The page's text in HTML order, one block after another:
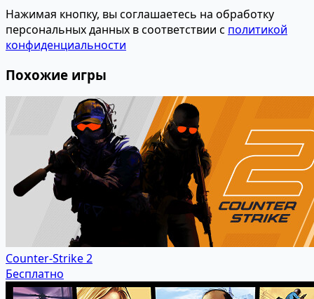
Нажимая кнопку, вы соглашаетесь на обработку
персональных данных в соответствии с политикой
конфиденциальности
Похожие игры
Counter-Strike 2
Бесплатно